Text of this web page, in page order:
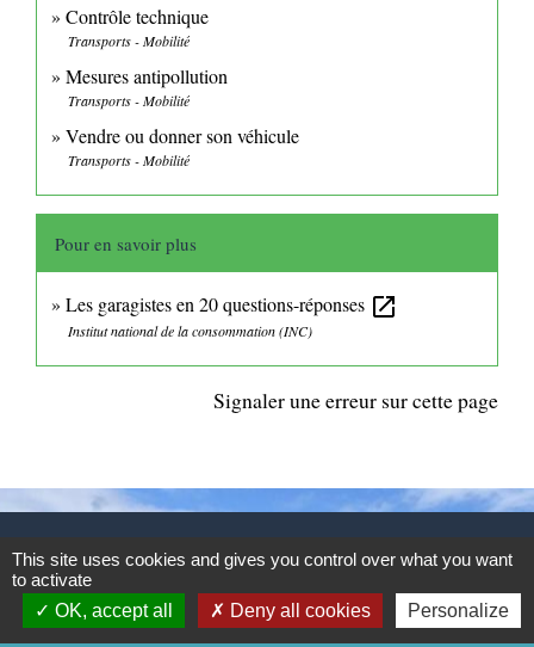
Contrôle technique
Transports - Mobilité
Mesures antipollution
Transports - Mobilité
Vendre ou donner son véhicule
Transports - Mobilité
Pour en savoir plus
Les garagistes en 20 questions-réponses open_in_new
Institut national de la consommation (INC)
Signaler une erreur sur cette page
CONTACTS
Commune de Mittainville
5 rue de la Mairie
This site uses cookies and gives you control over what you want
to activate
OK, accept all
Deny all cookies Personalize